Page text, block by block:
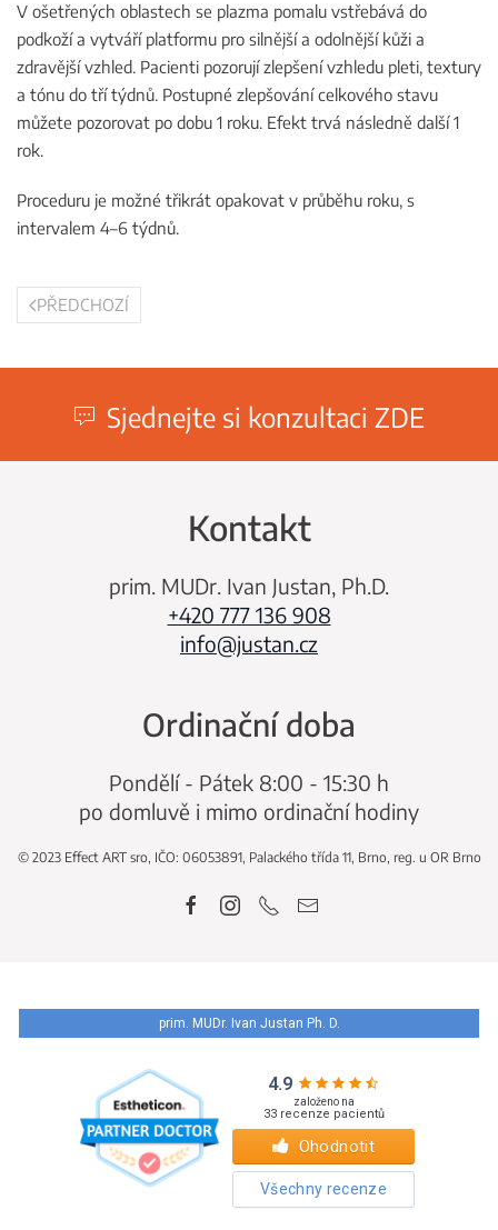
V ošetřených oblastech se plazma pomalu vstřebává do
podkoží a vytváří platformu pro silnější a odolnější kůži a
zdravější vzhled. Pacienti pozorují zlepšení vzhledu pleti, textury
a tónu do tří týdnů. Postupné zlepšování celkového stavu
můžete pozorovat po dobu 1 roku. Efekt trvá následně další 1
rok.
Proceduru je možné třikrát opakovat v průběhu roku, s
intervalem 4–6 týdnů.
PŘEDCHOZÍ
Sjednejte si konzultaci ZDE
Kontakt
prim. MUDr. Ivan Justan, Ph.D.
+420 777 136 908
info@justan.cz
Ordinační doba
Pondělí - Pátek 8:00 - 15:30 h
po domluvě i mimo ordinační hodiny
© 2023 Effect ART sro, IČO: 06053891, Palackého třída 11, Brno, reg. u OR Brno